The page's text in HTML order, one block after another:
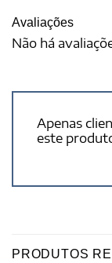
Avaliações
Não há
Apenas
este
PRODUTOS